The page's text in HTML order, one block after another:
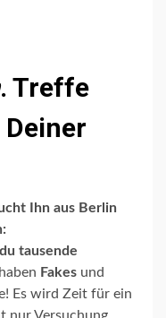
. Treffe
Ihn aus Berlin
tausende
Fakes und
Es wird Zeit für ein